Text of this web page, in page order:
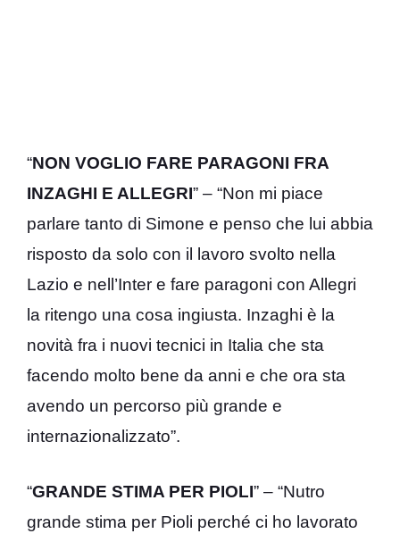
“NON VOGLIO FARE PARAGONI FRA
INZAGHI E ALLEGRI” – “Non mi piace
parlare tanto di Simone e penso che lui abbia
risposto da solo con il lavoro svolto nella
Lazio e nell’Inter e fare paragoni con Allegri
la ritengo una cosa ingiusta. Inzaghi è la
novità fra i nuovi tecnici in Italia che sta
facendo molto bene da anni e che ora sta
avendo un percorso più grande e
internazionalizzato”.
“GRANDE STIMA PER PIOLI” – “Nutro
grande stima per Pioli perché ci ho lavorato